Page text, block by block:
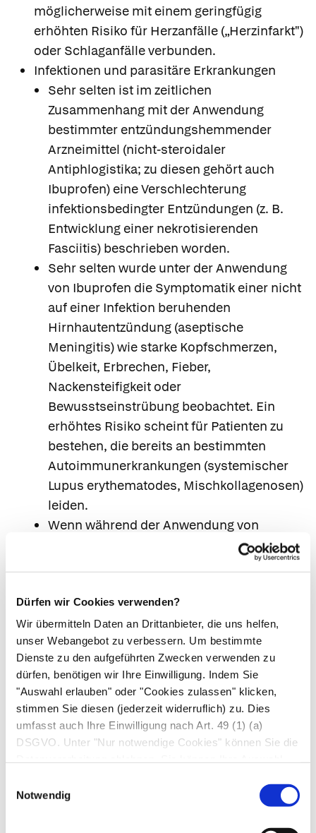
Dürfen wir Cookies verwenden?
Wir übermitteln Daten an Drittanbieter, die uns helfen,
unser Webangebot zu verbessern. Um bestimmte
Dienste zu den aufgeführten Zwecken verwenden zu
dürfen, benötigen wir Ihre Einwilligung. Indem Sie
"Auswahl erlauben" oder "Cookies zulassen" klicken,
stimmen Sie diesen (jederzeit widerruflich) zu. Dies
umfasst auch Ihre Einwilligung nach Art. 49 (1) (a)
DSGVO. Unter "Nur notwendige Cookies" können Sie die
Notwendig
möglicherweise mit einem geringfügig
erhöhten Risiko für Herzanfälle („Herzinfarkt")
oder Schlaganfälle verbunden.
Infektionen und parasitäre Erkrankungen
Sehr selten ist im zeitlichen
Zusammenhang mit der Anwendung
bestimmter entzündungshemmender
Arzneimittel (nicht-steroidaler
Antiphlogistika; zu diesen gehört auch
Ibuprofen) eine Verschlechterung
infektionsbedingter Entzündungen (z. B.
Entwicklung einer nekrotisierenden
Fasciitis) beschrieben worden.
Sehr selten wurde unter der Anwendung
von Ibuprofen die Symptomatik einer nicht
auf einer Infektion beruhenden
Hirnhautentzündung (aseptische
Meningitis) wie starke Kopfschmerzen,
Übelkeit, Erbrechen, Fieber,
Nackensteifigkeit oder
Bewusstseinstrübung beobachtet. Ein
erhöhtes Risiko scheint für Patienten zu
bestehen, die bereits an bestimmten
Autoimmunerkrankungen (systemischer
Lupus erythematodes, Mischkollagenosen)
leiden.
Wenn während der Anwendung von
Ibuprofen Anzeichen einer Infektion (z. B.
Rötung, Schwellung, Überwärmung,
verschlimmern, sollte daher unverzüglich
der Arzt zu Rate gezogen werden.
Erkrankungen des Blutes und des
Lymphsystems
Sehr selten: Störungen der Blutbildung
(Anämie, Leukopenie, Thrombozytopenie,
Panzytopenie, Agranulozytose).
Erste Anzeichen können sein: Fieber,
Halsschmerzen, oberflächliche Wunden im
Mund, grippeartige Beschwerden, starke
Abgeschlagenheit, Nasenbluten und